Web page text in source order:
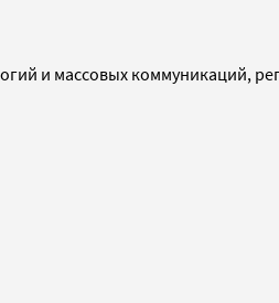
и массовых коммуникаций,